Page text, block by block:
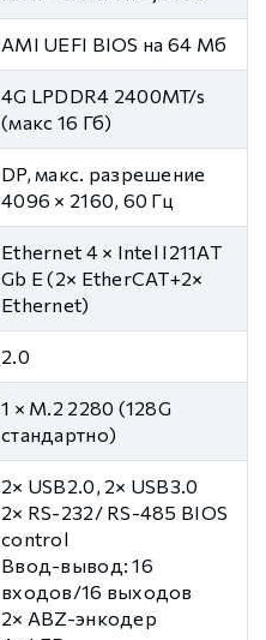
AMI UEFI BIOS на 64 Мб
4G LPDDR4 2400MT/s
(макс 16 Гб)
DP, макс. разрешение
4096 × 2160, 60 Гц
Ethernet 4 × Intel I211AT
Gb E (2× EtherCAT+2×
Ethernet)
2.0
1 × M.2 2280 (128G
стандартно)
2× USB2.0, 2× USB3.0
2× RS-232/ RS-485 BIOS
control
Ввод-вывод: 16
входов/16 выходов
2× ABZ-энкодер